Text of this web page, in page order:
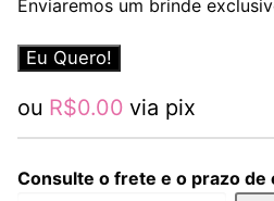
Enviaremos um brinde
Brinde
Eu Quero!
ou R$0.00 via pix
Consulte o frete e o prazo de